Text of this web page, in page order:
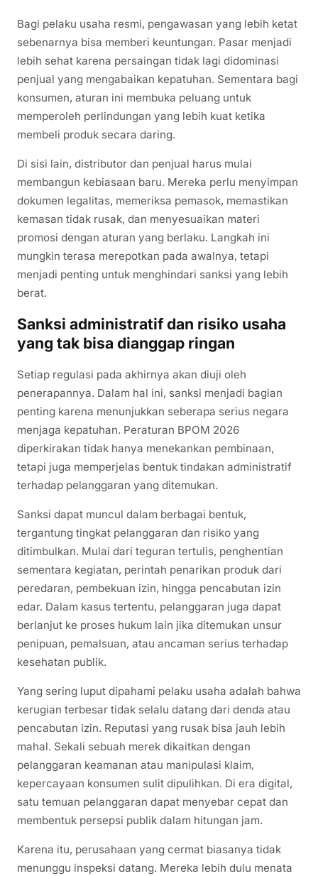
Bagi pelaku usaha resmi, pengawasan yang lebih ketat
sebenarnya bisa memberi keuntungan. Pasar menjadi
lebih sehat karena persaingan tidak lagi didominasi
penjual yang mengabaikan kepatuhan. Sementara bagi
konsumen, aturan ini membuka peluang untuk
memperoleh perlindungan yang lebih kuat ketika
membeli produk secara daring.
Di sisi lain, distributor dan penjual harus mulai
membangun kebiasaan baru. Mereka perlu menyimpan
dokumen legalitas, memeriksa pemasok, memastikan
kemasan tidak rusak, dan menyesuaikan materi
promosi dengan aturan yang berlaku. Langkah ini
mungkin terasa merepotkan pada awalnya, tetapi
menjadi penting untuk menghindari sanksi yang lebih
berat.
Sanksi administratif dan risiko usaha
yang tak bisa dianggap ringan
Setiap regulasi pada akhirnya akan diuji oleh
penerapannya. Dalam hal ini, sanksi menjadi bagian
penting karena menunjukkan seberapa serius negara
menjaga kepatuhan. Peraturan BPOM 2026
diperkirakan tidak hanya menekankan pembinaan,
tetapi juga memperjelas bentuk tindakan administratif
terhadap pelanggaran yang ditemukan.
Sanksi dapat muncul dalam berbagai bentuk,
tergantung tingkat pelanggaran dan risiko yang
ditimbulkan. Mulai dari teguran tertulis, penghentian
sementara kegiatan, perintah penarikan produk dari
peredaran, pembekuan izin, hingga pencabutan izin
edar. Dalam kasus tertentu, pelanggaran juga dapat
berlanjut ke proses hukum lain jika ditemukan unsur
penipuan, pemalsuan, atau ancaman serius terhadap
kesehatan publik.
Yang sering luput dipahami pelaku usaha adalah bahwa
kerugian terbesar tidak selalu datang dari denda atau
pencabutan izin. Reputasi yang rusak bisa jauh lebih
mahal. Sekali sebuah merek dikaitkan dengan
pelanggaran keamanan atau manipulasi klaim,
kepercayaan konsumen sulit dipulihkan. Di era digital,
satu temuan pelanggaran dapat menyebar cepat dan
membentuk persepsi publik dalam hitungan jam.
Karena itu, perusahaan yang cermat biasanya tidak
menunggu inspeksi datang. Mereka lebih dulu menata